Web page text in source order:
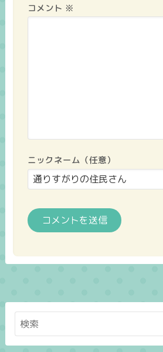
コメント ※
ニックネーム（任意）